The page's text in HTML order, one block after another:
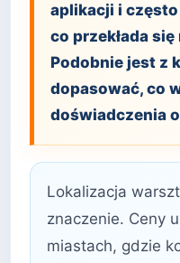
aplikacji i
co przekłada
Podobnie jest z
dopasować, co
doświadczenia
Lokalizacja
znaczenie. Ceny
miastach, gdzie